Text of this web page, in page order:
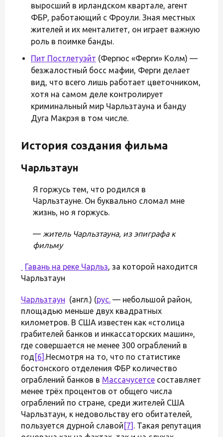
выросший в ирландском квартале, агент
ФБР, работающий с Фроули. Зная местных
жителей и их менталитет, он играет важную
роль в поимке банды.
Пит Постлетуэйт (Фергюс «Ферги» Колм) —
безжалостный босс мафии, Ферги делает
вид, что всего лишь работает цветочником,
хотя на самом деле контролирует
криминальный мир Чарльзтауна и банду
Дуга Макрэя в том числе.
История создания фильма
Чарльзтаун
Я горжусь тем, что родился в
Чарльзтауне. Он буквально сломал мне
жизнь, но я горжусь.
— житель Чарльзтауна, из эпиграфа к
фильму
Гавань на реке Чарльз, за которой находится
Чарльзтаун
Чарльзтаун (англ.) (рус. — небольшой район,
площадью меньше двух квадратных
километров. В США известен как «столица
грабителей банков и инкассаторских машин»,
где совершается не менее 300 ограблений в
год [6] .Несмотря на то, что по статистике
бостонского отделения ФБР количество
ограблений банков в Массачусетсе составляет
менее трёх процентов от общего числа
ограблений по стране, среди жителей США
Чарльзтаун, к недовольству его обитателей,
пользуется дурной славой [7] . Такая репутация